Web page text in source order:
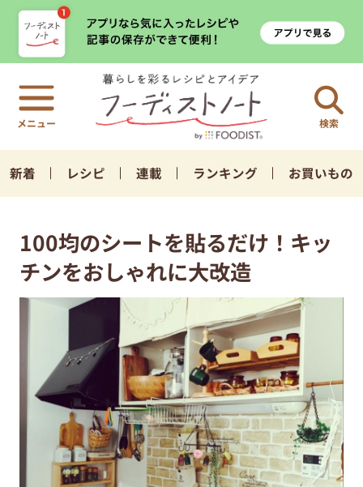
検索
新着 レシピ 連載 ランキング お買いもの
100均のシートを貼るだけ！キッ
チンをおしゃれに大改造